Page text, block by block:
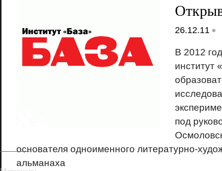
26.12.11 •
В 2012
институт
под
основателя одноименного литературно-
альманаха